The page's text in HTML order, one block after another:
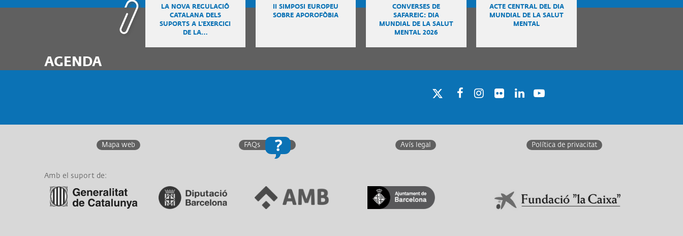
AGENDA
LA NOVA REGULACIÓ
CATALANA DELS
SUPORTS A L'EXERCICI
DE LA…
II SIMPOSI EUROPEU
SOBRE APOROFÒBIA
CONVERSES DE
SAFAREIG: DIA
MUNDIAL DE LA SALUT
MENTAL 2026
ACTE CENTRAL DEL DIA
MUNDIAL DE LA SALUT
MENTAL
Mapa web FAQs Avís legal Política de privacitat
Amb el suport de:
Link a Generalitat de
Catalunya
Link a Diputació de
Barcelona
Link a Àrea Metropolitana
de Barcelona
Link a Generalitat de
Catalunya